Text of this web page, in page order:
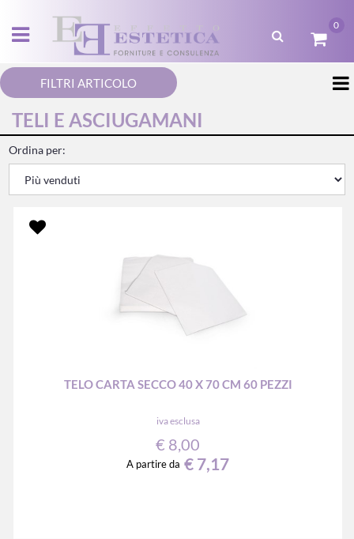
Open menu
0
FILTRI ARTICOLO
TELI E ASCIUGAMANI
Ordina per:
TELO CARTA SECCO 40 X 70 CM 60 PEZZI
iva esclusa
€ 8,00
A partire da € 7,17